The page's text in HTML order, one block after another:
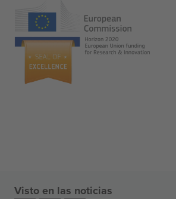
Visto en las noticias